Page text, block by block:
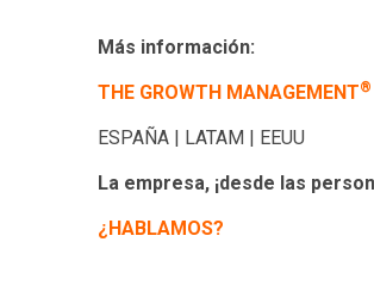
Más información:
THE GROWTH MANAGEMENT®
ESPAÑA | LATAM | EEUU
La empresa, ¡desde las
¿HABLAMOS?